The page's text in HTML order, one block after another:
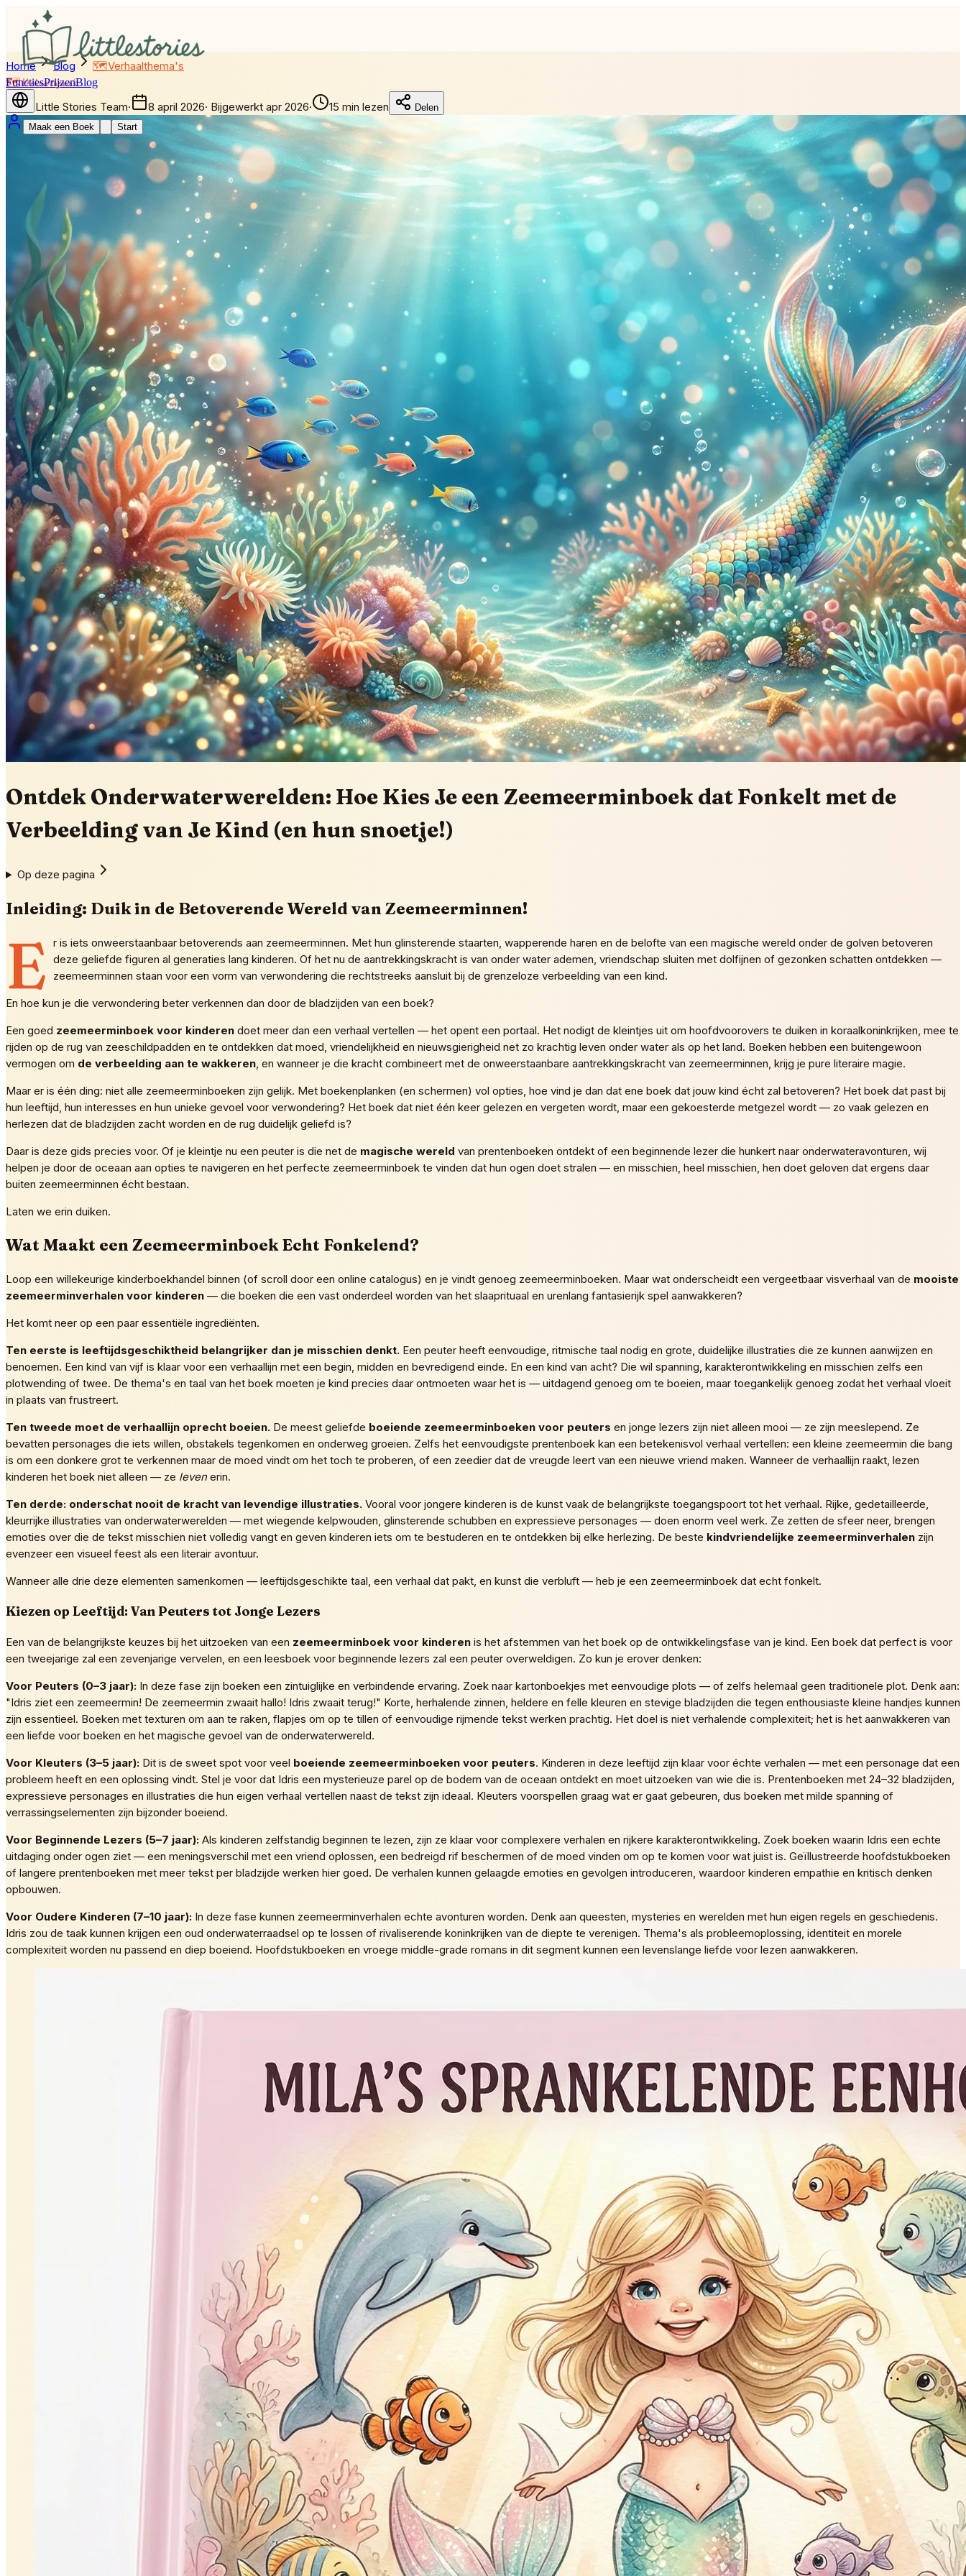
FunctiesPrijzenBlog
Maak een Boek Start
Home Blog 🗺️Verhaalthema's
🗺️Verhaalthema's
TThe Little Stories Team· 8 april 2026· Bijgewerkt apr 2026· 15 min lezen Delen
Ontdek Onderwaterwerelden: Hoe Kies Je een Zeemeerminboek dat Fonkelt met de
Verbeelding van Je Kind (en hun snoetje!)
Op deze pagina
Inleiding: Duik in de Betoverende Wereld van Zeemeerminnen!
E r is iets onweerstaanbaar betoverends aan zeemeerminnen. Met hun glinsterende staarten, wapperende haren en de belofte van een magische wereld onder de golven betoveren
deze geliefde figuren al generaties lang kinderen. Of het nu de aantrekkingskracht is van onder water ademen, vriendschap sluiten met dolfijnen of gezonken schatten ontdekken —
zeemeerminnen staan voor een vorm van verwondering die rechtstreeks aansluit bij de grenzeloze verbeelding van een kind.
En hoe kun je die verwondering beter verkennen dan door de bladzijden van een boek?
Een goed zeemeerminboek voor kinderen doet meer dan een verhaal vertellen — het opent een portaal. Het nodigt de kleintjes uit om hoofdvoorovers te duiken in koraalkoninkrijken, mee te
rijden op de rug van zeeschildpadden en te ontdekken dat moed, vriendelijkheid en nieuwsgierigheid net zo krachtig leven onder water als op het land. Boeken hebben een buitengewoon
vermogen om de verbeelding aan te wakkeren , en wanneer je die kracht combineert met de onweerstaanbare aantrekkingskracht van zeemeerminnen, krijg je pure literaire magie.
Maar er is één ding: niet alle zeemeerminboeken zijn gelijk. Met boekenplanken (en schermen) vol opties, hoe vind je dan dat ene boek dat jouw kind écht zal betoveren? Het boek dat past bij
hun leeftijd, hun interesses en hun unieke gevoel voor verwondering? Het boek dat niet één keer gelezen en vergeten wordt, maar een gekoesterde metgezel wordt — zo vaak gelezen en
herlezen dat de bladzijden zacht worden en de rug duidelijk geliefd is?
Daar is deze gids precies voor. Of je kleintje nu een peuter is die net de magische wereld van prentenboeken ontdekt of een beginnende lezer die hunkert naar onderwateravonturen, wij
helpen je door de oceaan aan opties te navigeren en het perfecte zeemeerminboek te vinden dat hun ogen doet stralen — en misschien, heel misschien, hen doet geloven dat ergens daar
buiten zeemeerminnen écht bestaan.
Laten we erin duiken.
Wat Maakt een Zeemeerminboek Echt Fonkelend?
Loop een willekeurige kinderboekhandel binnen (of scroll door een online catalogus) en je vindt genoeg zeemeerminboeken. Maar wat onderscheidt een vergeetbaar visverhaal van de mooiste
zeemeerminverhalen voor kinderen — die boeken die een vast onderdeel worden van het slaaprituaal en urenlang fantasierijk spel aanwakkeren?
Het komt neer op een paar essentiële ingrediënten.
Ten eerste is leeftijdsgeschiktheid belangrijker dan je misschien denkt. Een peuter heeft eenvoudige, ritmische taal nodig en grote, duidelijke illustraties die ze kunnen aanwijzen en
benoemen. Een kind van vijf is klaar voor een verhaallijn met een begin, midden en bevredigend einde. En een kind van acht? Die wil spanning, karakterontwikkeling en misschien zelfs een
plotwending of twee. De thema's en taal van het boek moeten je kind precies daar ontmoeten waar het is — uitdagend genoeg om te boeien, maar toegankelijk genoeg zodat het verhaal vloeit
in plaats van frustreert.
Ten tweede moet de verhaallijn oprecht boeien. De meest geliefde boeiende zeemeerminboeken voor peuters en jonge lezers zijn niet alleen mooi — ze zijn meeslepend. Ze
bevatten personages die iets willen, obstakels tegenkomen en onderweg groeien. Zelfs het eenvoudigste prentenboek kan een betekenisvol verhaal vertellen: een kleine zeemeermin die bang
is om een donkere grot te verkennen maar de moed vindt om het toch te proberen, of een zeedier dat de vreugde leert van een nieuwe vriend maken. Wanneer de verhaallijn raakt, lezen
kinderen het boek niet alleen — ze levenerin.
Ten derde: onderschat nooit de kracht van levendige illustraties. Vooral voor jongere kinderen is de kunst vaak de belangrijkste toegangspoort tot het verhaal. Rijke, gedetailleerde,
kleurrijke illustraties van onderwaterwerelden — met wiegende kelpwouden, glinsterende schubben en expressieve personages — doen enorm veel werk. Ze zetten de sfeer neer, brengen
emoties over die de tekst misschien niet volledig vangt en geven kinderen iets om te bestuderen en te ontdekken bij elke herlezing. De beste kindvriendelijke zeemeerminverhalen zijn
evenzeer een visueel feest als een literair avontuur.
Wanneer alle drie deze elementen samenkomen — leeftijdsgeschikte taal, een verhaal dat pakt, en kunst die verbluft — heb je een zeemeerminboek dat echt fonkelt.
Kiezen op Leeftijd: Van Peuters tot Jonge Lezers
Een van de belangrijkste keuzes bij het uitzoeken van een zeemeerminboek voor kinderen is het afstemmen van het boek op de ontwikkelingsfase van je kind. Een boek dat perfect is voor
een tweejarige zal een zevenjarige vervelen, en een leesboek voor beginnende lezers zal een peuter overweldigen. Zo kun je erover denken:
Voor Peuters (0–3 jaar): In deze fase zijn boeken een zintuiglijke en verbindende ervaring. Zoek naar kartonboekjes met eenvoudige plots — of zelfs helemaal geen traditionele plot. Denk aan:
"Idris ziet een zeemeermin! De zeemeermin zwaait hallo! Idris zwaait terug!" Korte, herhalende zinnen, heldere en felle kleuren en stevige bladzijden die tegen enthousiaste kleine handjes kunnen
zijn essentieel. Boeken met texturen om aan te raken, flapjes om op te tillen of eenvoudige rijmende tekst werken prachtig. Het doel is niet verhalende complexiteit; het is het aanwakkeren van
een liefde voor boeken en het magische gevoel van de onderwaterwereld.
Voor Kleuters (3–5 jaar): Dit is de sweet spot voor veel boeiende zeemeerminboeken voor peuters. Kinderen in deze leeftijd zijn klaar voor échte verhalen — met een personage dat een
probleem heeft en een oplossing vindt. Stel je voor dat Idris een mysterieuze parel op de bodem van de oceaan ontdekt en moet uitzoeken van wie die is. Prentenboeken met 24–32 bladzijden,
expressieve personages en illustraties die hun eigen verhaal vertellen naast de tekst zijn ideaal. Kleuters voorspellen graag wat er gaat gebeuren, dus boeken met milde spanning of
verrassingselementen zijn bijzonder boeiend.
Voor Beginnende Lezers (5–7 jaar): Als kinderen zelfstandig beginnen te lezen, zijn ze klaar voor complexere verhalen en rijkere karakterontwikkeling. Zoek boeken waarin Idris een echte
uitdaging onder ogen ziet — een meningsverschil met een vriend oplossen, een bedreigd rif beschermen of de moed vinden om op te komen voor wat juist is. Geïllustreerde hoofdstukboeken
of langere prentenboeken met meer tekst per bladzijde werken hier goed. De verhalen kunnen gelaagde emoties en gevolgen introduceren, waardoor kinderen empathie en kritisch denken
opbouwen.
Voor Oudere Kinderen (7–10 jaar): In deze fase kunnen zeemeerminverhalen echte avonturen worden. Denk aan queesten, mysteries en werelden met hun eigen regels en geschiedenis.
Idris zou de taak kunnen krijgen een oud onderwaterraadsel op te lossen of rivaliserende koninkrijken van de diepte te verenigen. Thema's als probleemoplossing, identiteit en morele
complexiteit worden nu passend en diep boeiend. Hoofdstukboeken en vroege middle-grade romans in dit segment kunnen een levenslange liefde voor lezen aanwakkeren.